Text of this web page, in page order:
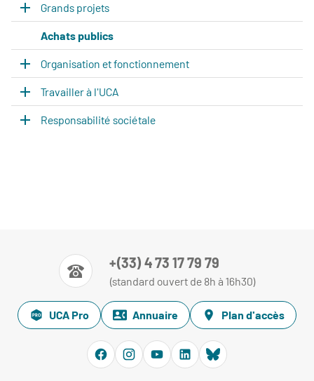
Grands projets
Achats publics
Organisation et fonctionnement
Travailler à l'UCA
Responsabilité sociétale
+(33) 4 73 17 79 79
(standard ouvert de 8h à 16h30)
UCA Pro Annuaire Plan d'accès